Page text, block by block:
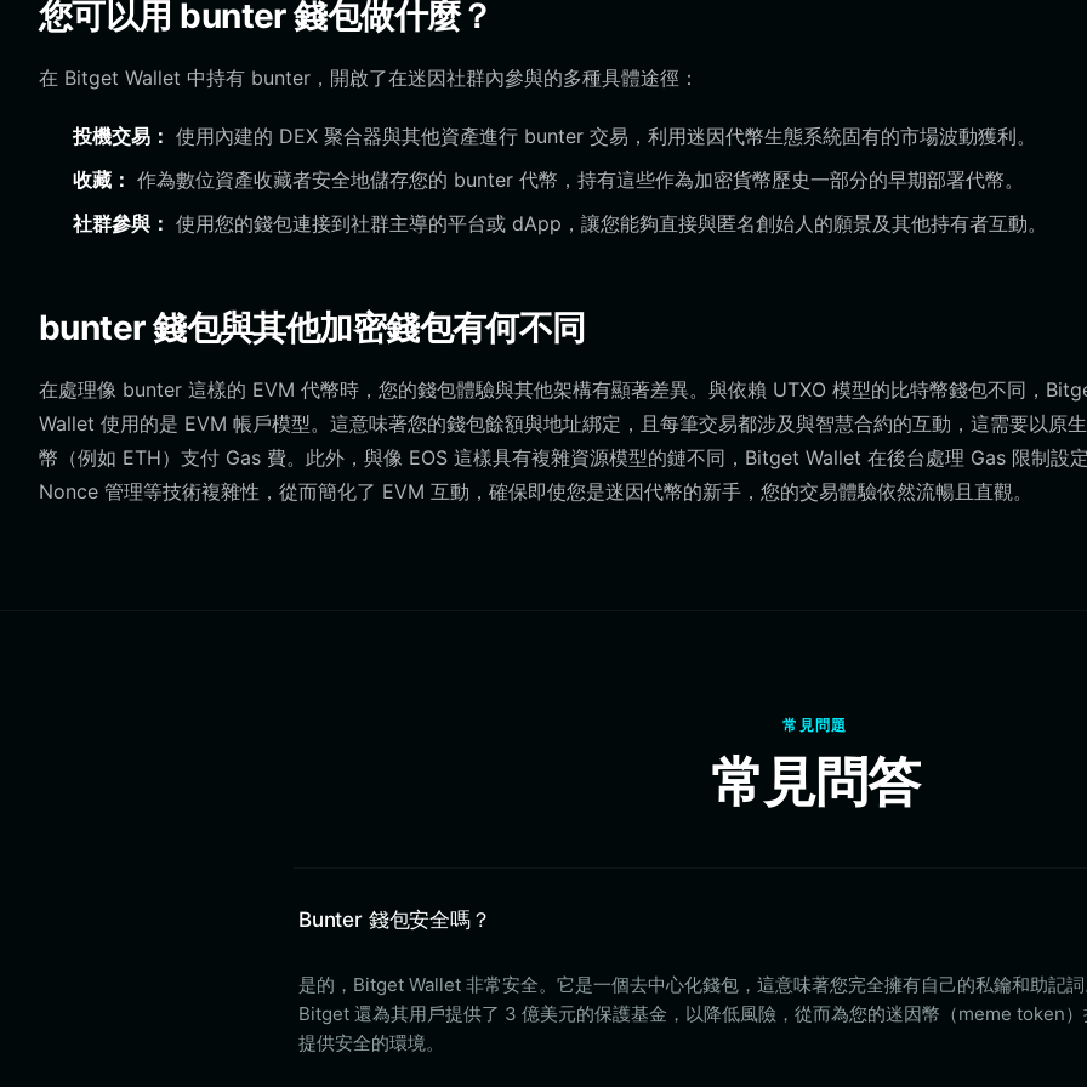
您可以用 bunter 錢包做什麼？
在 Bitget Wallet 中持有 bunter，開啟了在迷因社群內參與的多種具體途徑：
投機交易： 使用內建的 DEX 聚合器與其他資產進行 bunter 交易，利用迷因代幣生態系統固有的市場波動獲利。
收藏： 作為數位資產收藏者安全地儲存您的 bunter 代幣，持有這些作為加密貨幣歷史一部分的早期部署代幣。
社群參與： 使用您的錢包連接到社群主導的平台或 dApp，讓您能夠直接與匿名創始人的願景及其他持有者互動。
bunter 錢包與其他加密錢包有何不同
在處理像 bunter 這樣的 EVM 代幣時，您的錢包體驗與其他架構有顯著差異。與依賴 UTXO 模型的比特幣錢包不同，
Wallet 使用的是 EVM 帳戶模型。這意味著您的錢包餘額與地址綁定，且每筆交易都涉及與智慧合約的互動，這需要以原
幣（例如 ETH）支付 Gas 費。此外，與像 EOS 這樣具有複雜資源模型的鏈不同，Bitget Wallet 在後台處理 Gas 限制設
Nonce 管理等技術複雜性，從而簡化了 EVM 互動，確保即使您是迷因代幣的新手，您的交易體驗依然流暢且直觀。
常見問題
常見問答
Bunter 錢包安全嗎？
是的，Bitget Wallet 非常安全。它是一個去中心化錢包，這意味著您完全擁有自己的私鑰和助記詞
Bitget 還為其用戶提供了 3 億美元的保護基金，以降低風險，從而為您的迷因幣（meme token）
提供安全的環境。